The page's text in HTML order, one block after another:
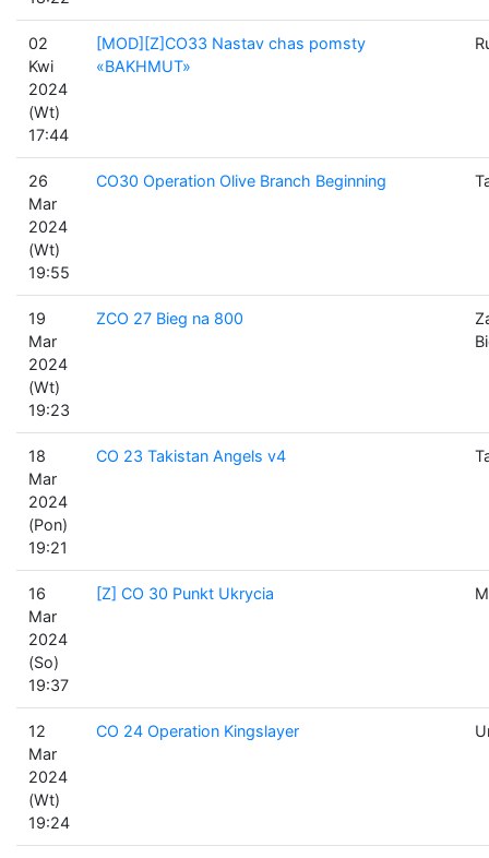
02
Kwi
2024
(Wt)
17:44
[MOD][Z]CO33 Nastav chas pomsty
«BAKHMUT»
26
Mar
2024
(Wt)
19:55
CO30 Operation Olive Branch Beginning
19
Mar
2024
(Wt)
19:23
ZCO 27 Bieg na 800
18
Mar
2024
(Pon)
19:21
CO 23 Takistan Angels v4
16
Mar
2024
(So)
19:37
[Z] CO 30 Punkt Ukrycia
12
Mar
2024
(Wt)
19:24
CO 24 Operation Kingslayer